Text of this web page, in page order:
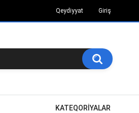
Qeydiyyat Giriş
KATEQORİYALAR